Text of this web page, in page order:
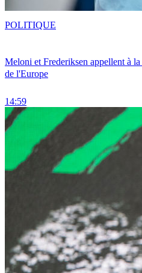
Meloni et Frederiksen appellent à
de l'Europe
14:59
POLITIQUE